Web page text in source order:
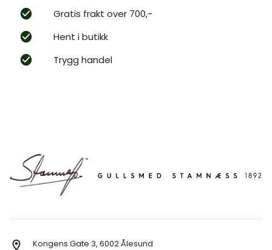
Gratis frakt over 700,-
Hent i butikk
Trygg handel
Kongens Gate 3, 6002 Ålesund